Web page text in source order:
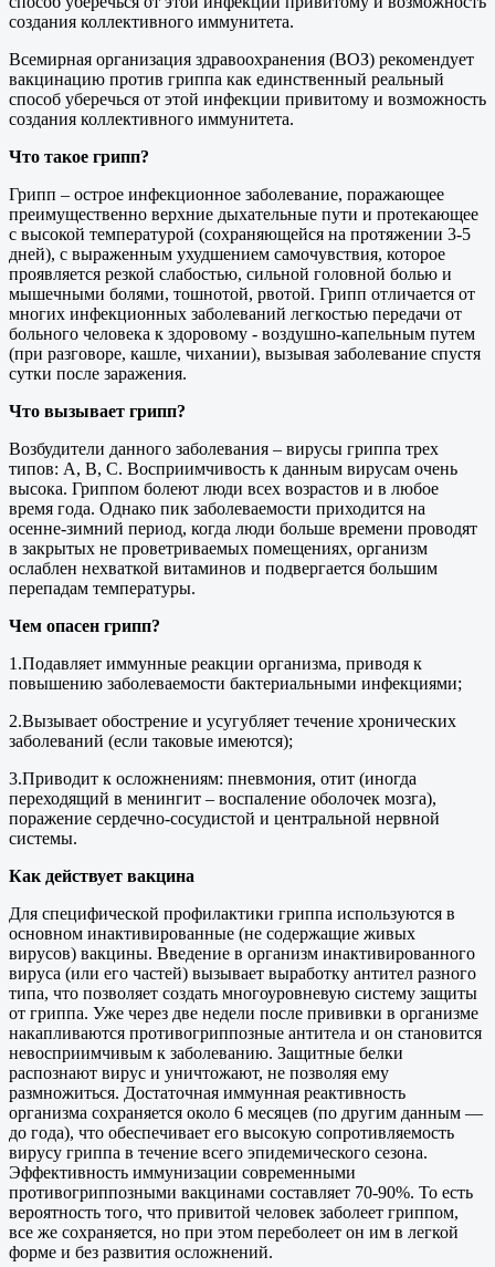
создания коллективного иммунитета.
Всемирная организация здравоохранения (ВОЗ) рекомендует
вакцинацию против гриппа как единственный реальный
способ уберечься от этой инфекции привитому и возможность
создания коллективного иммунитета.
Что такое грипп?
Грипп – острое инфекционное заболевание, поражающее
преимущественно верхние дыхательные пути и протекающее
с высокой температурой (сохраняющейся на протяжении 3-5
дней), с выраженным ухудшением самочувствия, которое
проявляется резкой слабостью, сильной головной болью и
мышечными болями, тошнотой, рвотой. Грипп отличается от
многих инфекционных заболеваний легкостью передачи от
больного человека к здоровому - воздушно-капельным путем
(при разговоре, кашле, чихании), вызывая заболевание спустя
сутки после заражения.
Что вызывает грипп?
Возбудители данного заболевания – вирусы гриппа трех
типов: А, В, С. Восприимчивость к данным вирусам очень
высока. Гриппом болеют люди всех возрастов и в любое
время года. Однако пик заболеваемости приходится на
осенне-зимний период, когда люди больше времени проводят
в закрытых не проветриваемых помещениях, организм
ослаблен нехваткой витаминов и подвергается большим
перепадам температуры.
Чем опасен грипп?
1.Подавляет иммунные реакции организма, приводя к
повышению заболеваемости бактериальными инфекциями;
2.Вызывает обострение и усугубляет течение хронических
заболеваний (если таковые имеются);
3.Приводит к осложнениям: пневмония, отит (иногда
переходящий в менингит – воспаление оболочек мозга),
поражение сердечно-сосудистой и центральной нервной
системы.
Как действует вакцина
Для специфической профилактики гриппа используются в
основном инактивированные (не содержащие живых
вирусов) вакцины. Введение в организм инактивированного
вируса (или его частей) вызывает выработку антител разного
типа, что позволяет создать многоуровневую систему защиты
от гриппа. Уже через две недели после прививки в организме
накапливаются противогриппозные антитела и он становится
невосприимчивым к заболеванию. Защитные белки
распознают вирус и уничтожают, не позволяя ему
размножиться. Достаточная иммунная реактивность
организма сохраняется около 6 месяцев (по другим данным —
до года), что обеспечивает его высокую сопротивляемость
вирусу гриппа в течение всего эпидемического сезона.
Эффективность иммунизации современными
противогриппозными вакцинами составляет 70-90%. То есть
вероятность того, что привитой человек заболеет гриппом,
все же сохраняется, но при этом переболеет он им в легкой
форме и без развития осложнений.